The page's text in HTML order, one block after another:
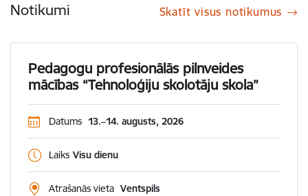
Notikumi Skatīt visus notikumus
Pedagogu profesionālās pilnveides
mācības “Tehnoloģiju skolotāju skola”
Datums 13.–14. augusts, 2026
Laiks Visu dienu
Atrašanās vieta Ventspils